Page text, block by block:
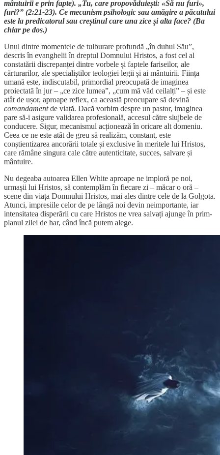
mântuirii e prin fapte). „Tu, care propovăduiești: «Să nu furi»,
furi?” (2:21-23). Ce mecanism psihologic sau amăgire a păcatului
este la predicatorul sau creștinul care una zice și alta face? (Ba
chiar pe dos.)
Unul dintre momentele de tulburare profundă „în duhul Său”,
descris în evanghelii în dreptul Domnului Hristos, a fost cel al
constatării discrepanței dintre vorbele și faptele fariseilor, ale
cărturarilor, ale specialiștilor teologiei legii și ai mântuirii. Ființa
umană este, indiscutabil, primordial preocupată de imaginea
proiectată în jur – „ce zice lumea”, „cum mă văd ceilalți” – și este
atât de ușor, aproape reflex, ca această preocupare să devină
comandamentde viață. Dacă vorbim despre un pastor, imaginea
pare să-i asigure validarea profesională, accesul către slujbele de
conducere. Sigur, mecanismul acționează în oricare alt domeniu.
Ceea ce ne este atât de greu să realizăm, constant, este
conștientizarea ancorării totale și exclusive în meritele lui Hristos,
care rămâne singura cale către autenticitate, succes, salvare și
mântuire.
Nu degeaba autoarea Ellen White aproape ne imploră pe noi,
urmașii lui Hristos, să contemplăm în fiecare zi – măcar o oră –
scene din viața Domnului Hristos, mai ales dintre cele de la Golgota.
Atunci, impresiile celor de pe lângă noi devin neimportante, iar
intensitatea disperării cu care Hristos ne vrea salvați ajunge în prim-
planul zilei de har, când încă putem alege.